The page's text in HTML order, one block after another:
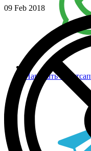
Написать в Вотсап
09 Feb 2018